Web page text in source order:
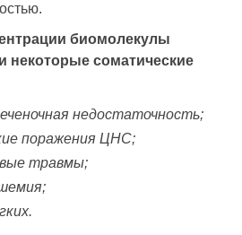
биомолекулы
некоторые соматические
недостаточность;
поражения ЦНС;
травмы;